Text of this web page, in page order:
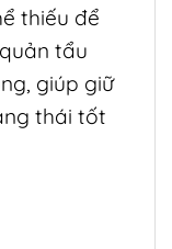
thiếu để
tẩu
giúp giữ
thái tốt